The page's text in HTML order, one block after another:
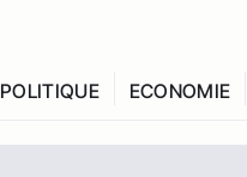
POLITIQUE ECONOMIE